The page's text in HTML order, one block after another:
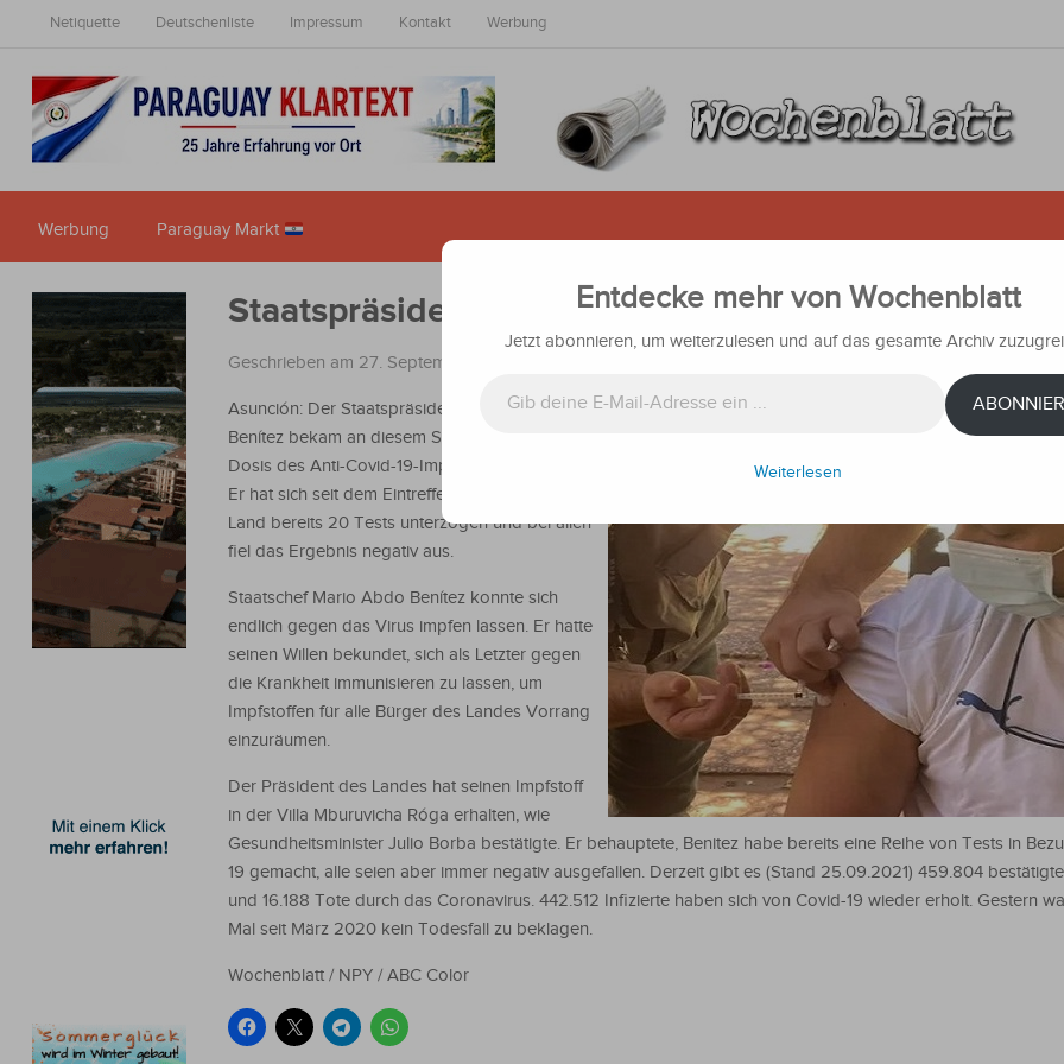
Netiquette Deutschenliste Impressum Kontakt Werbung
Werbung Paraguay Markt
Staatspräsident erhält erste Dosis gegen das
Geschrieben am 27. September 2021
Asunción: Der Staatspräsident Mario Abdo
Benítez bekam an diesem Sonntag seine erste
Dosis des Anti-Covid-19-Impfstoffs verabreicht.
Er hat sich seit dem Eintreffen der Pandemie im
Land bereits 20 Tests unterzogen und bei allen
fiel das Ergebnis negativ aus.
Staatschef Mario Abdo Benítez konnte sich
endlich gegen das Virus impfen lassen. Er hatte
seinen Willen bekundet, sich als Letzter gegen
die Krankheit immunisieren zu lassen, um
Impfstoffen für alle Bürger des Landes Vorrang
einzuräumen.
Der Präsident des Landes hat seinen Impfstoff
in der Villa Mburuvicha Róga erhalten, wie
Gesundheitsminister Julio Borba bestätigte. Er behauptete, Benitez habe bereits eine Reihe von Tests in
19 gemacht, alle seien aber immer negativ ausgefallen. Derzeit gibt es (Stand 25.09.2021) 459.804
und 16.188 Tote durch das Coronavirus. 442.512 Infizierte haben sich von Covid-19 wieder erholt. Gestern
Mal seit März 2020 kein Todesfall zu beklagen.
Wochenblatt / NPY / ABC Color
Entdecke mehr von Wochenblatt
Jetzt abonnieren, um weiterzulesen und auf das gesamte Archiv
Weiterlesen